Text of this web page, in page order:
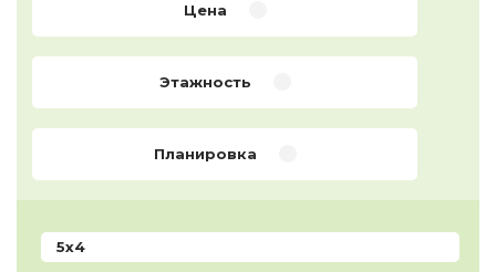
Цена
Этажность
Планировка
5x4